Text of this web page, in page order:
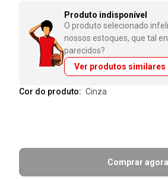
Produto indisponível
O produto selecionado
nossos estoques, que tal
parecidos?
Ver produtos similares
Cor do produto: cinza
Comprar agora